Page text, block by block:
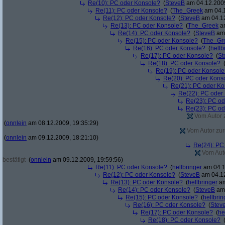
Re(10): PC oder Konsole? (SteveB am
Re(11): PC oder Konsole? (The_Greek am
Re(12): PC oder Konsole? (SteveB am
Re(13): PC oder Konsole? (The_Greek
Re(14): PC oder Konsole? (SteveB
Re(15): PC oder Konsole? (
Re(16): PC oder Konsole? (
Re(17): PC oder Konsole? (
Re(18): PC oder Konsole? (
Re(19): PC oder
Re(20): PC oder
Re(21): PC oder
Re(22): PC
Re(23): PC
Re(23): PC
Vom Autor
(onnlein am 08.12.2009, 19:35:29)
Vom Autor
(onnlein am 09.12.2009, 18:21:10)
Re(24):
Vom
bestätigt (onnlein am 09.12.2009, 19:59:56)
Re(11): PC oder Konsole? (hellbringer am
Re(12): PC oder Konsole? (SteveB am
Re(13): PC oder Konsole? (hellbringer
Re(14): PC oder Konsole? (SteveB
Re(15): PC oder Konsole? (
Re(16): PC oder Konsole? (
Re(17): PC oder Konsole? (
Re(18): PC oder Konsole? (